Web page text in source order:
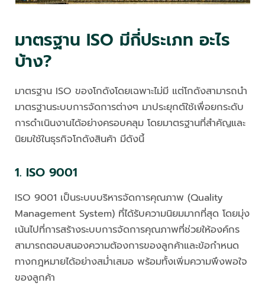
มาตรฐาน ISO มีกี่ประเภท อะไร
บ้าง?
มาตรฐาน ISO ของโกดังโดยเฉพาะไม่มี แต่โกดังสามารถนำ
มาตรฐานระบบการจัดการต่างๆ มาประยุกต์ใช้เพื่อยกระดับ
การดำเนินงานได้อย่างครอบคลุม โดยมาตรฐานที่สำคัญและ
นิยมใช้ในธุรกิจโกดังสินค้า มีดังนี้
1. ISO 9001
ISO 9001 เป็นระบบบริหารจัดการคุณภาพ (Quality
Management System) ที่ได้รับความนิยมมากที่สุด โดยมุ่ง
เน้นไปที่การสร้างระบบการจัดการคุณภาพที่ช่วยให้องค์กร
สามารถตอบสนองความต้องการของลูกค้าและข้อกำหนด
ทางกฎหมายได้อย่างสม่ำเสมอ พร้อมทั้งเพิ่มความพึงพอใจ
ของลูกค้า